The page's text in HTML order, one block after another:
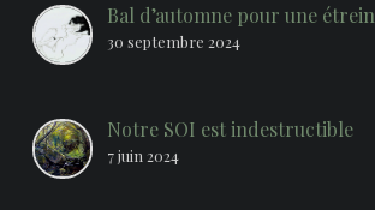
Bal d’automne pour une
30 septembre 2024
Notre SOI est indestructible
7 juin 2024